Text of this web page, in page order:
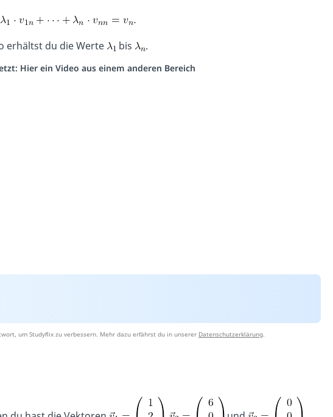
erhältst du die Werte bis .
Hier ein Video aus einem anderen Bereich
um Studyflix zu verbessern. Mehr dazu erfährst du in unserer Datenschutzerklärung.